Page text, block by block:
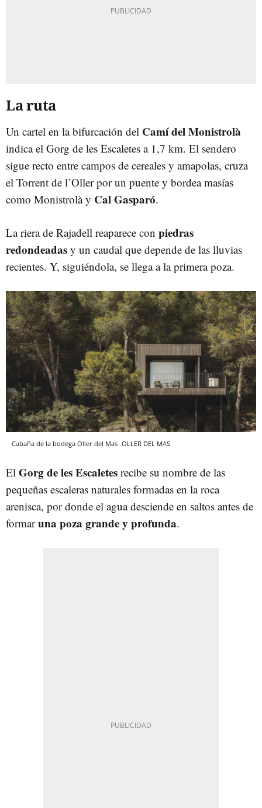
La ruta
Un cartel en la bifurcación del Camí del Monistrolà
indica el Gorg de les Escaletes a 1,7 km. El sendero
sigue recto entre campos de cereales y amapolas, cruza
el Torrent de l’Oller por un puente y bordea masías
como Monistrolà y Cal Gasparó.
La riera de Rajadell reaparece con piedras
redondeadas y un caudal que depende de las lluvias
recientes. Y, siguiéndola, se llega a la primera poza.
Cabaña de la bodega Oller del Mas OLLER DEL MAS
El Gorg de les Escaletes recibe su nombre de las
pequeñas escaleras naturales formadas en la roca
arenisca, por donde el agua desciende en saltos antes de
formaruna poza grande y profunda.